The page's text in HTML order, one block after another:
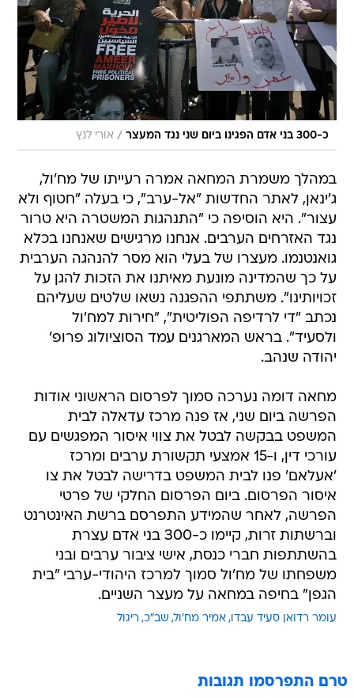
כ-300 בני אדם הפגינו ביום שני נגד המעצר / אורי לנץ
במהלך משמרת המחאה אמרה רעייתו של מח'ול,
ג'ינאן, לאתר החדשות "אל-ערב", כי בעלה "חטוף ולא
עצור". היא הוסיפה כי "התנהגות המשטרה היא טרור
נגד האזרחים הערבים. אנחנו מרגישים שאנחנו בכלא
גואנטנמו. מעצרו של בעלי הוא מסר להנהגה הערבית
על כך שהמדינה מונעת מאיתנו את הזכות להגן על
זכויותינו". משתתפי ההפגנה נשאו שלטים שעליהם
נכתב "די לרדיפה הפוליטית", "חירות למח'ול
ולסעיד". בראש המארגנים עמד הסוציולוג פרופ'
יהודה שנהב.
מחאה דומה נערכה סמוך לפרסום הראשוני אודות
הפרשה ביום שני, אז פנה מרכז עדאלה לבית
המשפט בבקשה לבטל את צווי איסור המפגשים עם
עורכי דין, ו-15 אמצעי תקשורת ערבים ומרכז
'אעלאם' פנו לבית המשפט בדרישה לבטל את צו
איסור הפרסום. ביום הפרסום החלקי של פרטי
הפרשה, לאחר שהמידע התפרסם ברשת האינטרנט
וברשתות זרות, קיימו כ-300 בני אדם עצרת
בהשתתפות חברי כנסת, אישי ציבור ערבים ובני
משפחתו של מח'ול סמוך למרכז היהודי-ערבי "בית
הגפן" בחיפה במחאה על מעצר השניים.
עומר רדואן סעיד עבדו אמיר מח'ול שב"כ ריגול
טרם התפרסמו תגובות